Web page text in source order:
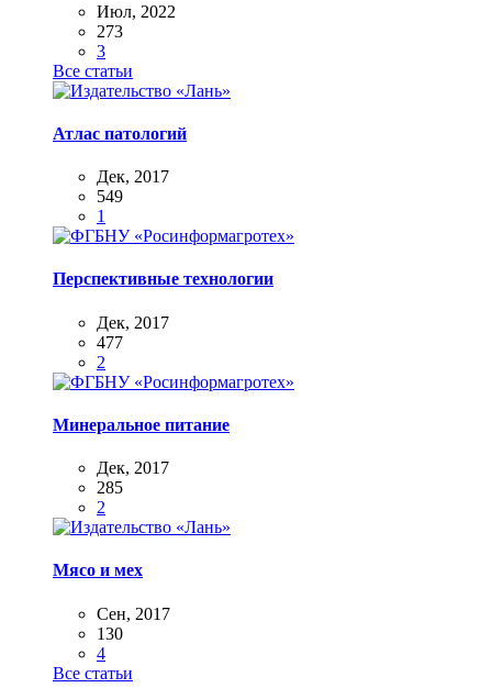
Июл, 2022
273
3
Все статьи
Атлас патологий
Дек, 2017
549
1
Перспективные технологии
Дек, 2017
477
2
Минеральное питание
Дек, 2017
285
2
Мясо и мех
Сен, 2017
130
4
Все статьи